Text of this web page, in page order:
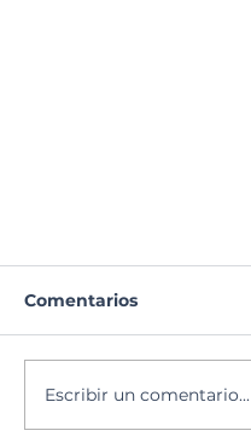
Comentarios
Escribir un comentario...